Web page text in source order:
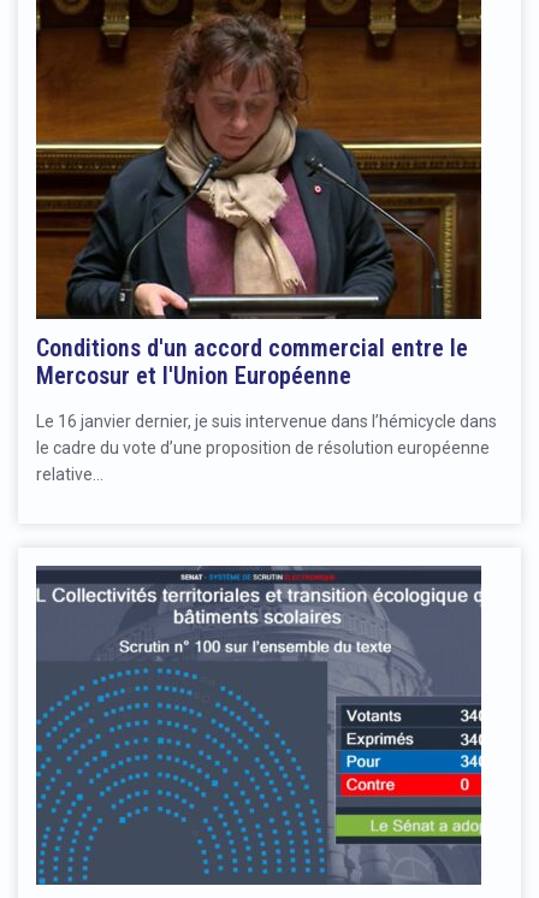
Conditions d'un accord commercial entre le
Mercosur et l'Union Européenne
Le 16 janvier dernier, je suis intervenue dans l’hémicycle dans
le cadre du vote d’une proposition de résolution européenne
relative…